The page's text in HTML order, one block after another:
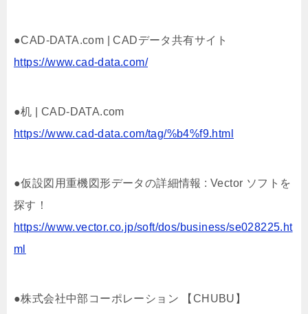
●CAD-DATA.com | CADデータ共有サイト
https://www.cad-data.com/
●机 | CAD-DATA.com
https://www.cad-data.com/tag/%b4%f9.html
●仮設図用重機図形データの詳細情報 : Vector ソフトを
探す！
https://www.vector.co.jp/soft/dos/business/se028225.ht
ml
●株式会社中部コーポレーション 【CHUBU】